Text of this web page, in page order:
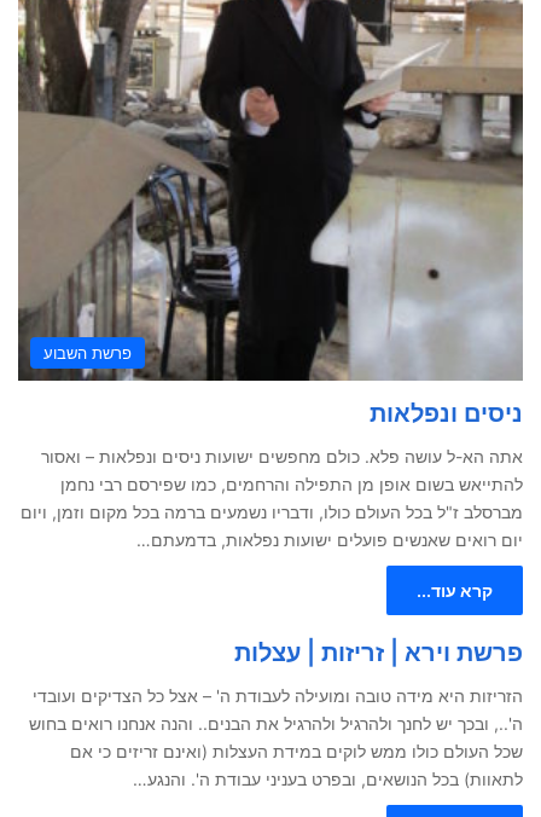
פרשת השבוע
ניסים ונפלאות
אתה הא-ל עושה פלא. כולם מחפשים ישועות ניסים ונפלאות – ואסור
להתייאש בשום אופן מן התפילה והרחמים, כמו שפירסם רבי נחמן
מברסלב ז"ל בכל העולם כולו, ודבריו נשמעים ברמה בכל מקום וזמן, ויום
יום רואים שאנשים פועלים ישועות נפלאות, בדמעתם…
קרא עוד...
פרשת וירא | זריזות | עצלות
הזריזות היא מידה טובה ומועילה לעבודת ה' – אצל כל הצדיקים ועובדי
ה'.., ובכך יש לחנך ולהרגיל ולהרגיל את הבנים.. והנה אנחנו רואים בחוש
שכל העולם כולו ממש לוקים במידת העצלות (ואינם זריזים כי אם
לתאוות) בכל הנושאים, ובפרט בעניני עבודת ה'. והנגע…